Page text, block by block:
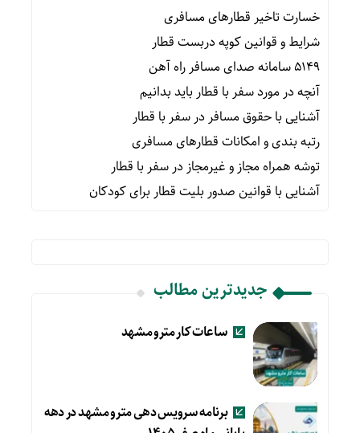
خسارت تاخیر قطارهای مسافری
شرایط و قوانین کوپه دربست قطار
۵۱۴۹ سامانه صدای مسافر راه آهن
آنچه در مورد سفر با قطار باید بدانیم
آشنایی با حقوق مسافر در سفر با قطار
رتبه بندی و امکانات قطارهای مسافری
توشه همراه مجاز و غیرمجاز در سفر با قطار
آشنایی با قوانین صدور بلیت قطار برای کودکان
جدیدترین مطالب
ساعات کار مترو مشهد
برنامه سرویس دهی مترو مشهد در دهه